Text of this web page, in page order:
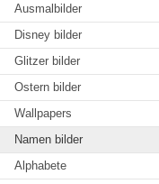
Ausmalbilder
Disney bilder
Glitzer bilder
Ostern bilder
Wallpapers
Namen bilder
Alphabete